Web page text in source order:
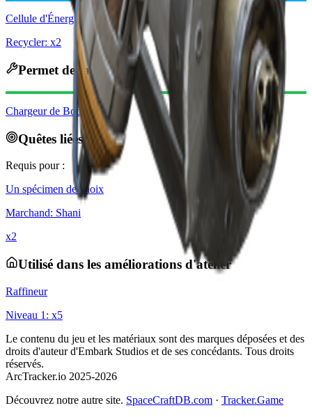
Cellule d'Énergie ARC Avancée
Recycler: x2
Permet de fabriquer
Chargeur de Bouclier
Quêtes liées
Requis pour :
Un spécimen de choix
Marchand: Shani
x2
Utilisé dans les améliorations d'atelier
Raffineur
Niveau 1 : x5
Le contenu du jeu et les matériaux sont des marques déposées et des
droits d'auteur d'Embark Studios et de ses concédants. Tous droits
réservés.
ArcTracker.io 2025-2026
Découvrez notre autre site. SpaceCraftDB.com · Tracker.Game